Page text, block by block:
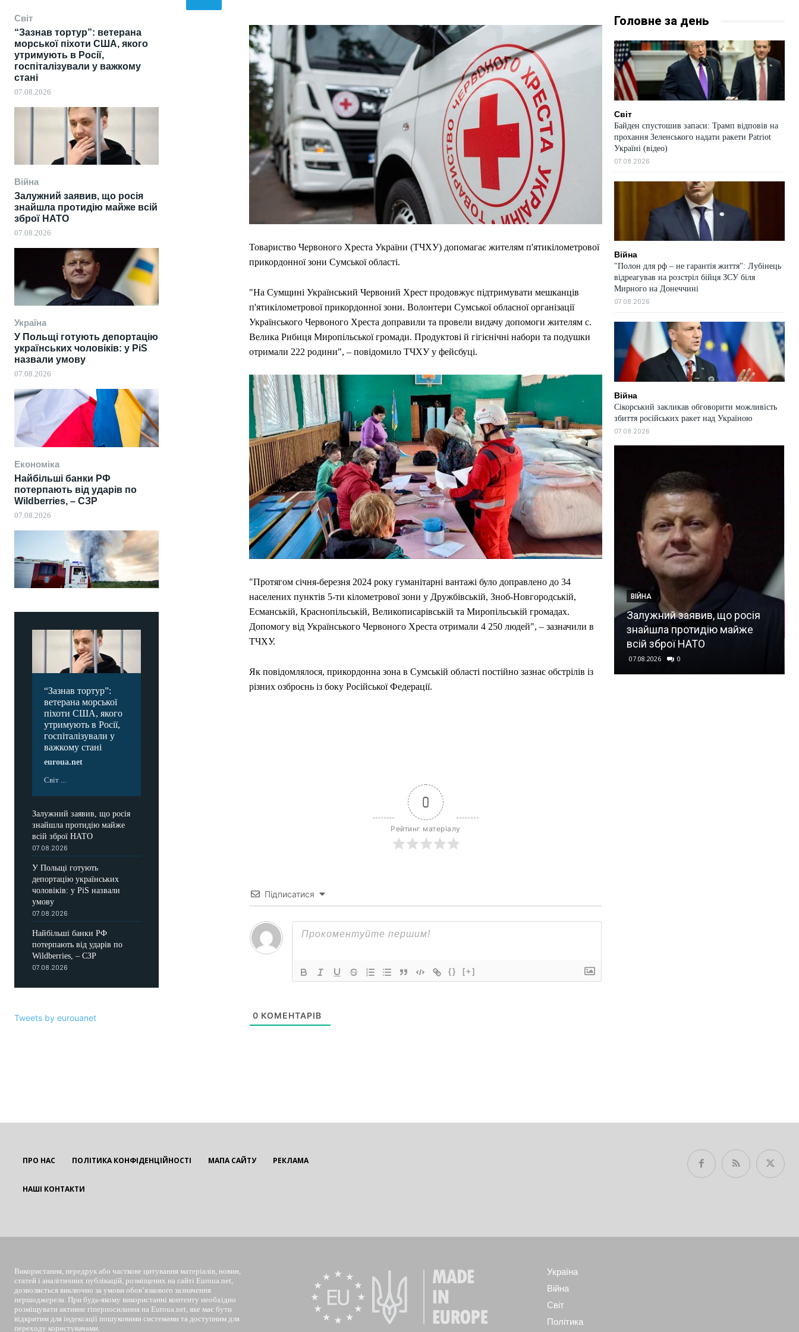
Світ
“Зазнав тортур”: ветерана
морської піхоти США, якого
утримують в Росії,
госпіталізували у важкому
стані
07.08.2026
Війна
Залужний заявив, що росія
знайшла протидію майже всій
зброї НАТО
07.08.2026
Україна
У Польщі готують депортацію
українських чоловіків: у PiS
назвали умову
07.08.2026
Економіка
Найбільші банки РФ
потерпають від ударів по
Wildberries, – СЗР
07.08.2026
“Зазнав тортур”:
ветерана морської
піхоти США, якого
утримують в Росії,
госпіталізували у
важкому стані
euroua.net
Світ ...
Залужний заявив, що росія
знайшла протидію майже
всій зброї НАТО
07.08.2026
У Польщі готують
депортацію українських
чоловіків: у PiS назвали
умову
07.08.2026
Найбільші банки РФ
потерпають від ударів по
Wildberries, – СЗР
07.08.2026
Tweets by eurouanet
Товариство Червоного Хреста України (ТЧХУ) допомагає жителям п'ятикілометрової
прикордонної зони Сумської області.
"На Сумщині Український Червоний Хрест продовжує підтримувати мешканців
п'ятикілометрової прикордонної зони. Волонтери Сумської обласної організації
Українського Червоного Хреста доправили та провели видачу допомоги жителям с.
Велика Рибиця Миропільської громади. Продуктові й гігієнічні набори та подушки
отримали 222 родини", – повідомило ТЧХУ у фейсбуці.
"Протягом січня-березня 2024 року гуманітарні вантажі було доправлено до 34
населених пунктів 5-ти кілометрової зони у Дружбівській, Зноб-Новгородській,
Есманській, Краснопільській, Великописарівській та Миропільській громадах.
Допомогу від Українського Червоного Хреста отримали 4 250 людей", – зазначили в
ТЧХУ.
Як повідомлялося, прикордонна зона в Сумській області постійно зазнає обстрілів із
різних озброєнь із боку Російської Федерації.
0
Рейтинг матеріалу
Підписатися
{} [+]
0 КОМЕНТАРІВ
Головне за день
Світ
Байден спустошив запаси: Трамп відповів на
прохання Зеленського надати ракети Patriot
Україні (відео)
07.08.2026
Війна
"Полон для рф – не гарантія життя": Лубінець
відреагував на розстріл бійця ЗСУ біля
Мирного на Донеччині
07.08.2026
Війна
Сікорський закликав обговорити можливість
збиття російських ракет над Україною
07.08.2026
СВІТ
Байден спустошив запаси:
Трамп відповів на прохання
Зеленського надати ракети
ВІЙНА
Залужний заявив, що росія
знайшла протидію майже
всій зброї НАТО
07.08.2026 0
ПРО НАС ПОЛІТИКА КОНФІДЕНЦІЙНОСТІ МАПА САЙТУ РЕКЛАМА
НАШІ КОНТАКТИ
Використання, передрук або часткове цитування матеріалів, новин,
статей і аналітичних публікацій, розміщених на сайті Euroua.net,
дозволяється виключно за умови обов’язкового зазначення
першоджерела. При будь-якому використанні контенту необхідно
розміщувати активне гіперпосилання на Euroua.net, яке має бути
відкритим для індексації пошуковими системами та доступним для
переходу користувачами.
Україна
Війна
Світ
Політика